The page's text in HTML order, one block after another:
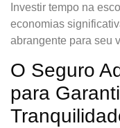
Investir tempo na
economias
abrangente para seu
O Seguro
para